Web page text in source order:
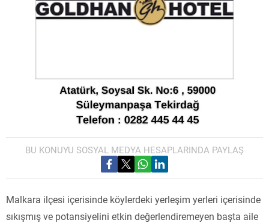
BU KONUYU SOSYAL MEDYA HESAPLARINDA PAYLAŞ
Malkara ilçesi içerisinde köylerdeki yerleşim yerleri içerisinde
sıkışmış ve potansiyelini etkin değerlendiremeyen başta aile